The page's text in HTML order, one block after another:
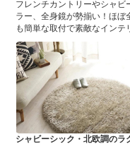
フレンチカントリーやシャビ
ラー、全身鏡が勢揃い！ほぼ
も簡単な取付で素敵なインテ
シャビーシック・北欧調のラ